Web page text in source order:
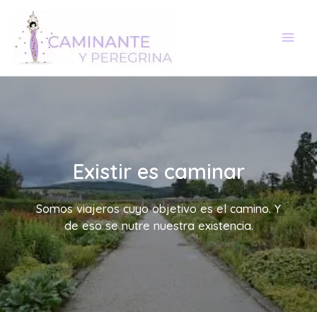
contenido
Existir es caminar
Somos viajeros cuyo objetivo es el camino. Y
de eso se nutre nuestra existencia.